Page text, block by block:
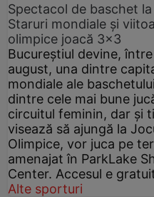
Spectacol de baschet
Staruri mondiale și
olimpice joacă 3x3
Bucureștiul devine,
august, una dintre
mondiale ale
dintre cele mai bune
circuitul feminin, dar și
visează să ajungă la
Olimpice, vor juca pe
amenajat în ParkLake
Center. Accesul e
Alte sporturi